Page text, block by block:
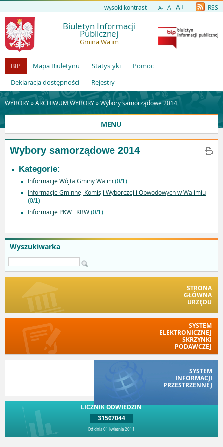
wysoki kontrast A- A A+ RSS
Biuletyn Informacji
Publicznej
Gmina Walim
BIP Mapa Biuletynu Statystyki
Pomoc
Deklaracja dostępności
Rejestry
WYBORY »ARCHIWUM WYBORY»Wybory samorządowe 2014
MENU
Wyszukiwarka
STRONA
GŁÓWNA
URZĘDU
SYSTEM
ELEKTRONICZNEJ
SKRZYNKI
PODAWCZEJ
SYSTEM
INFORMACJI
PRZESTRZENNEJ
LICZNIK ODWIEDZIN
31507044
Od dnia 01 kwietnia 2011
Wybory samorządowe 2014
Kategorie:
Informacje Wójta Gminy Walim (0/1)
Informacje Gminnej Komisji Wyborczej i Obwodowych w Walimiu
(0/1)
Informacje PKW i KBW (0/1)